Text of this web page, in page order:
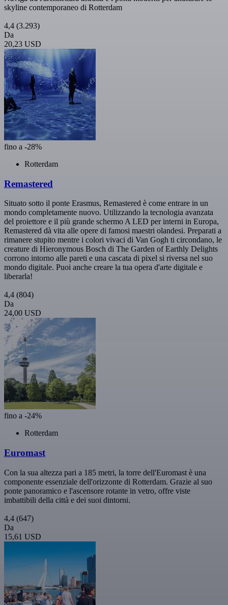
skyline contemporaneo di Rotterdam
4,4 (3.293)
Da
20,23 USD
fino a -28%
Rotterdam
Remastered
Situato sotto il ponte Erasmus, Remastered è come entrare in un
mondo completamente nuovo. Utilizzando la tecnologia avanzata
del proiettore e il più grande schermo A LED per interni in Europa,
Remastered dà vita alle opere di famosi maestri olandesi. Preparati a
rimanere stupito mentre i colori vivaci di Van Gogh ti circondano, le
creature di Hieronymous Bosch di The Garden of Earthly Delights
corrono intorno alle pareti e una cascata di pixel si riversa nel suo
mondo digitale. Puoi anche creare la tua opera d'arte digitale e
liberarla!
4,4 (804)
Da
24,00 USD
fino a -24%
Rotterdam
Euromast
Con la sua altezza pari a 185 metri, la torre dell'Euromast è una
componente essenziale dell'orizzonte di Rotterdam. Grazie al suo
ponte panoramico e l'ascensore rotante in vetro, offre viste
imbattibili della città e dei suoi dintorni.
4,4 (647)
Da
15,61 USD